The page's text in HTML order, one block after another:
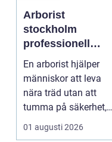
Arborist
stockholm
professionell
trädvård för säkra
och vackra träd
En arborist hjälper
människor att leva
nära träd utan att
tumma på säkerhet,
trivsel eller hållbarhe...
01 augusti 2026